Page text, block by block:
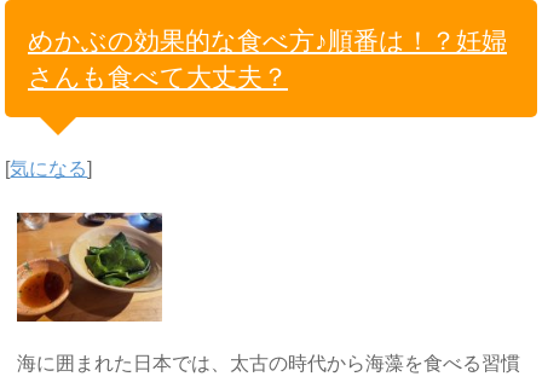
めかぶの効果的な食べ方♪順番は！？妊婦
さんも食べて大丈夫？
[気になる]
海に囲まれた日本では、太古の時代から海藻を食べる習慣